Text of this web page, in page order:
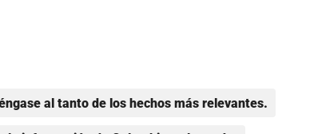
al tanto de los hechos más relevantes.